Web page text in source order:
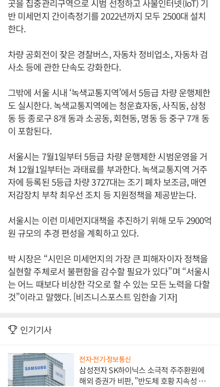
곳을 집중관리구역으로 시범 선정하고 사물인터넷(IoT) 기
반 미세먼지 간이측정기를 2022년까지 모두 2500대 설치
한다.
차량 공회전이 잦은 경찰버스, 자동차 정비업소, 자동차 검
사소 등에 관한 단속도 강화한다.
그밖에 서울 시내 ‘녹색교통지역’에서 5등급 차량 운행제한
도 실시한다. 녹색교통지역에는 청운효자동, 사직동, 삼청
동 등 종로구 8개 동과 소공동, 회현동, 명동 등 중구 7개 동
이 포함된다.
서울시는 7월1일부터 5등급 차량 운행제한 시범운영을 거
쳐 12월1일부터는 과태료를 부과한다. 녹색교통지역 거주
자에 등록된 5등급 차량 3727대는 조기 폐차 보조금, 매연
저감장치 부착 최우선 조치 등 지원정책을 제공받는다.
서울시는 이런 미세먼지대책을 추진하기 위해 모두 2900억
원 규모의 추경 편성을 계획하고 있다.
박 시장은 “시민은 미세먼지의 가장 큰 피해자이자 정책을
실현할 주체로서 불편함을 감수할 필요가 있다”며 “서울시
는 어느 때보다 비상한 각오로 할 수 있는 모든 노력을 다할
것”이라고 말했다. [비즈니스포스트 임한솔 기자]
인기기사
전자·전기·정보통신
삼성전자 SK하이닉스 소극적 주주환원에
해외 증권가 비판, "반도체 호황 지속성 의